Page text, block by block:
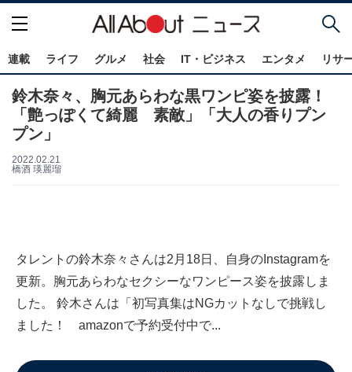
連載 ライフ グルメ 社会 IT・ビジネス エンタメ リサ
鈴木奈々、胸元あらわな黒ワンピ姿を披露！
「艶っぽくて綺麗 素敵」「大人の香りプン
プン」
2022.02.21
橋酒 瑛麗瑠
タレントの鈴木奈々さんは2月18日、自身のInstagramを
更新。胸元あらわなセクシーなワンピース姿を披露しま
した。 鈴木さんは「初写真集はNGカットなしで挑戦し
ました！ amazonで予約受付中で...